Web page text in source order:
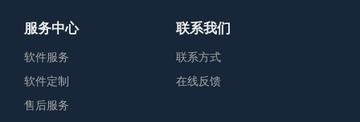
服务中心
软件服务
软件定制
售后服务
联系我们
联系方式
在线反馈